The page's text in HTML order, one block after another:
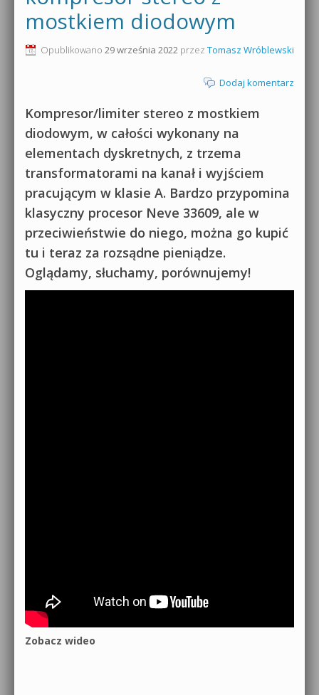
Produkcja muzyczna od podstaw
Dubstep z syntezatorem Massive
Kontakt 5 Kompendium
Pakiety
0dB.pl - informacje
Newsletter
Archiwum aktualności
Polityka prywatności
Regulamin
Działanie sklepu internetowego
Wyszukiwanie
mostkiem diodowym
Opublikowano 29 września 2022 przez Tomasz Wróblewski
Dodaj komentarz
Kompresor/limiter stereo z mostkiem
diodowym, w całości wykonany na
elementach dyskretnych, z trzema
transformatorami na kanał i wyjściem
pracującym w klasie A. Bardzo przypomina
klasyczny procesor Neve 33609, ale w
przeciwieństwie do niego, można go kupić
tu i teraz za rozsądne pieniądze.
Oglądamy, słuchamy, porównujemy!
Zobacz wideo